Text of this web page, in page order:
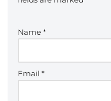
Name *
Email *